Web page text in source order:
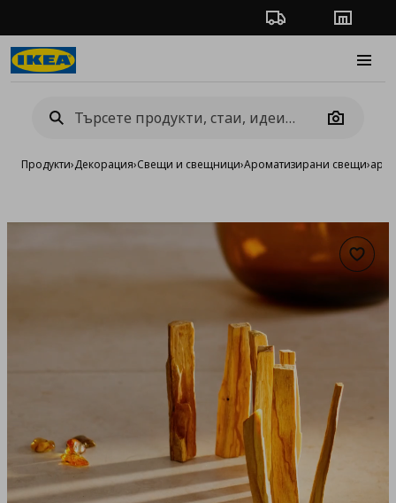
Проследяване на
Camera
Продукти›Декорация›Свещи и свещници›Ароматизирани свещи›